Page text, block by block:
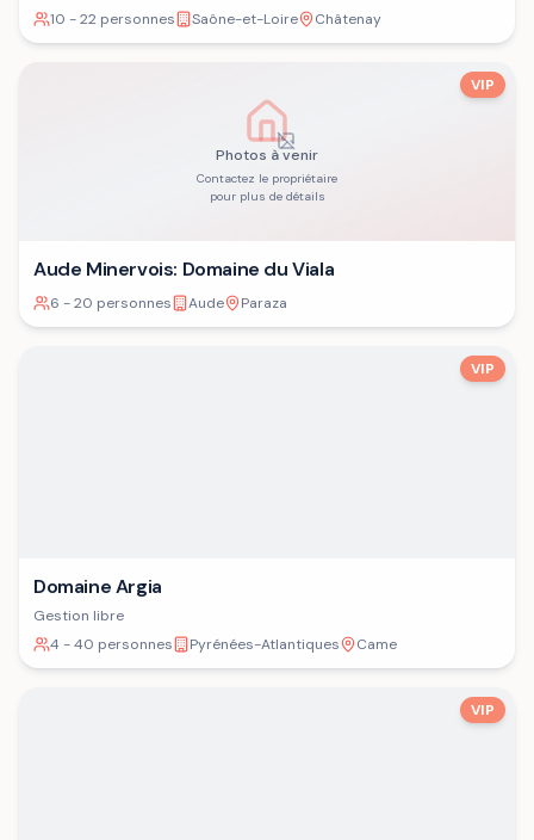
10 - 22 personnes
Saône-et-Loire Châtenay
Photos à venir
Contactez le propriétaire
pour plus de détails
VIP
Aude Minervois: Domaine du Viala
6 - 20 personnes Aude Paraza
VIP
Domaine Argia
Gestion libre
4 - 40 personnes
Pyrénées-Atlantiques Came
VIP